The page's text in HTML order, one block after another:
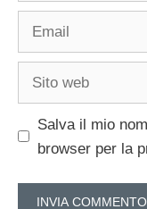
Email
Sito
Salva il mio
browser per la